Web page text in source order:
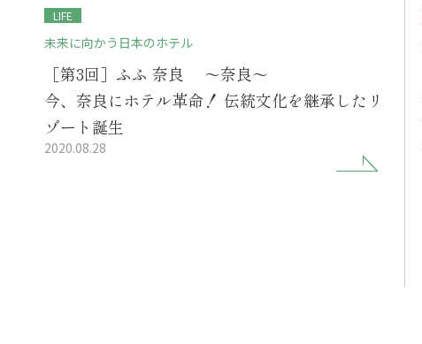
LIFE
未来に向かう日本のホテル
［第3回］ふふ 奈良 ～奈良～
今、奈良にホテル革命！ 伝統文化を継承したリ
ゾート誕生
2020.08.28